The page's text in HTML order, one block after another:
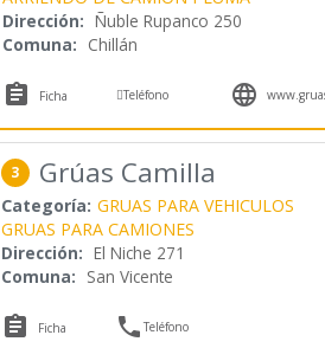
Dirección: Ñuble Rupanco 250
Comuna: Chillán
 Ficha Teléfono 
3 Grúas Camilla
Categoría: GRUAS PARA VEHICULOS
GRUAS PARA CAMIONES
Dirección: El Niche 271
Comuna: San Vicente
 Ficha Teléfono